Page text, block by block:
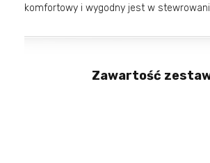
komfortowy i wygodny jest w
Zawartość